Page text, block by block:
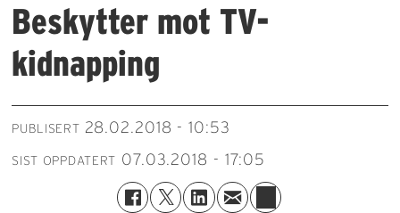
Beskytter mot TV-
kidnapping
PUBLISERT 28.02.2018 - 10:53
SIST OPPDATERT 07.03.2018 - 17:05